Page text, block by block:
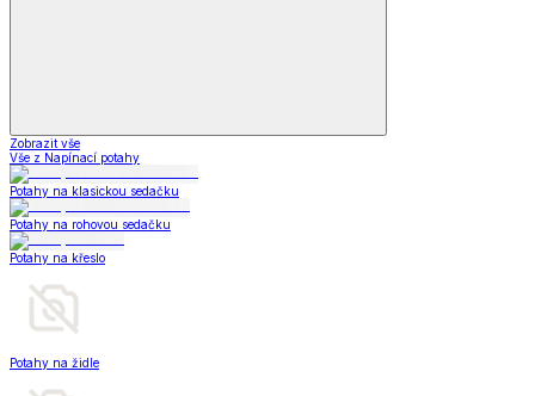
Zobrazit vše
Vše z Napínací potahy
Potahy na klasickou sedačku
Potahy na rohovou sedačku
Potahy na křeslo
Potahy na židle